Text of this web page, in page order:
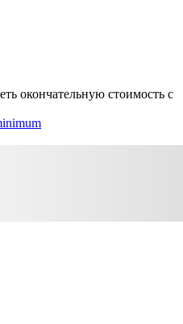
окончательную стоимость с